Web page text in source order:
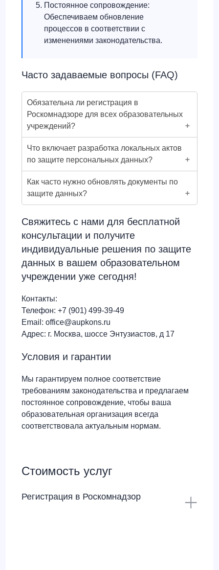
Постоянное сопровождение:
Обеспечиваем обновление
процессов в соответствии с
изменениями законодательства.
Часто задаваемые вопросы (FAQ)
Обязательна ли регистрация в
Роскомнадзоре для всех образовательных
учреждений?
Что включает разработка локальных актов
по защите персональных данных?
Как часто нужно обновлять документы по
защите данных?
Свяжитесь с нами для бесплатной
консультации и получите
индивидуальные решения по защите
данных в вашем образовательном
учреждении уже сегодня!
Контакты:
Телефон: +7 (901) 499-39-49
Email: office@aupkons.ru
Адрес: г. Москва, шоссе Энтузиастов, д 17
Условия и гарантии
Мы гарантируем полное соответствие
требованиям законодательства и предлагаем
постоянное сопровождение, чтобы ваша
образовательная организация всегда
соответствовала актуальным нормам.
Стоимость услуг
Регистрация в Роскомнадзор